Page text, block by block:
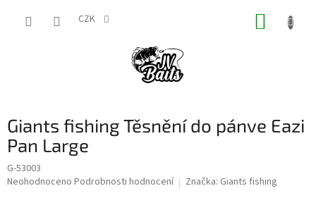
CZK
Giants fishing Těsnění do pánve Eazi
Pan Large
G-53003
Průměrné
Neohodnoceno Podrobnosti hodnocení Značka: Giants fishing